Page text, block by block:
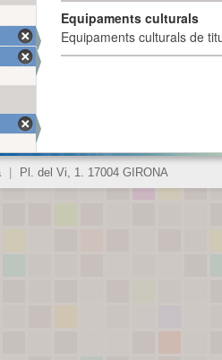
Equipaments culturals
Equipaments culturals de
Pl. del Vi, 1. 17004 GIRONA